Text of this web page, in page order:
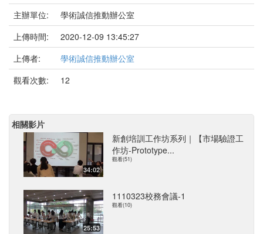
主辦單位:
學術誠信推動辦公室
上傳時間:
2020-12-09 13:45:27
上傳者:
學術誠信推動辦公室
觀看次數:
12
相關影片
34:02
新創培訓工作坊系列｜【市場驗證工
作坊-Prototype...
觀看(51)
25:53
1110323校務會議-1
觀看(10)